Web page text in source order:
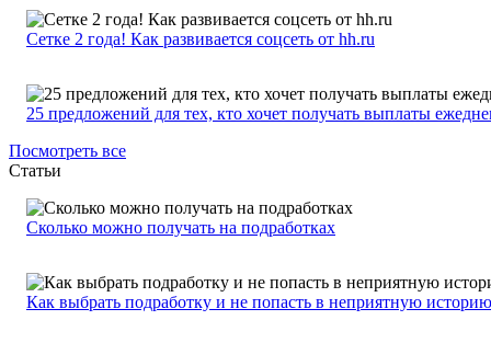
Сетке 2 года! Как развивается соцсеть от hh.ru
25 предложений для тех, кто хочет получать выплаты
Посмотреть все
Статьи
Сколько можно получать на подработках
Как выбрать подработку и не попасть в неприятную историю